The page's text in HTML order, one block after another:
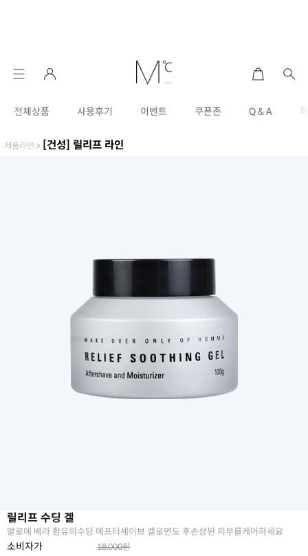
전체상품 사용후기 이벤트 쿠폰존 Q & A
제품라인 > [건성] 릴리프 라인
릴리프 수딩 겔
알로에 베라 함유의수딩 에프터셰이브 겔로면도 후손상된 피부를케어하세요
소비자가 18,000원